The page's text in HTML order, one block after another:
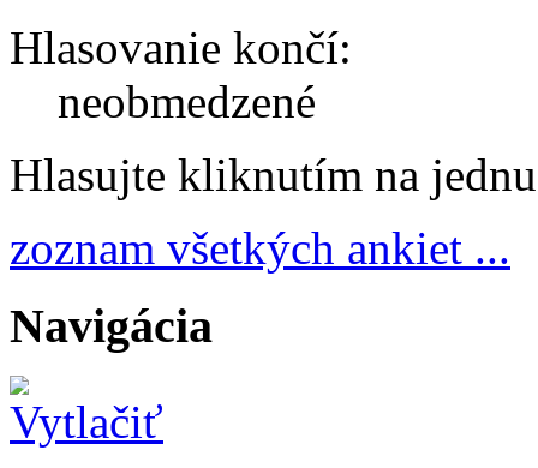
Hlasovanie končí:
neobmedzené
Hlasujte kliknutím na
zoznam všetkých ankiet ...
Navigácia